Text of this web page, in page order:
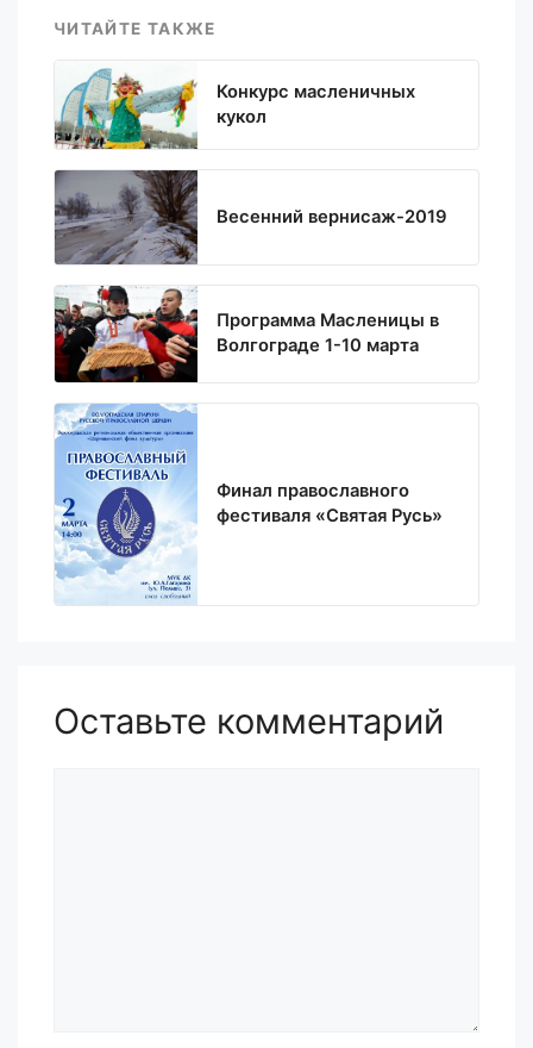
ЧИТАЙТЕ ТАКЖЕ
Конкурс масленичных
кукол
Весенний вернисаж-2019
Программа Масленицы в
Волгограде 1-10 марта
Финал православного
фестиваля «Святая Русь»
Оставьте комментарий